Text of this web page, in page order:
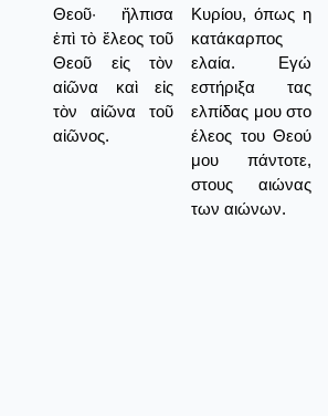
Θεοῦ· ἤλπισα
ἐπὶ τὸ ἔλεος τοῦ
Θεοῦ εἰς τὸν
αἰῶνα καὶ εἰς
τὸν αἰῶνα τοῦ
αἰῶνος.
Κυρίου, όπως η
κατάκαρπος
ελαία. Εγώ
εστήριξα τας
ελπίδας μου στο
έλεος του Θεού
μου πάντοτε,
στους αιώνας
των αιώνων.